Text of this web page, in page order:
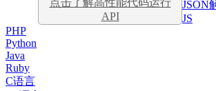
点击了解高性能代码运行
API
JSON
JS
PHP
Python
Java
Ruby
C语言